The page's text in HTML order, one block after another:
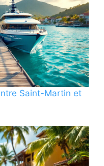
Saint-Martin et